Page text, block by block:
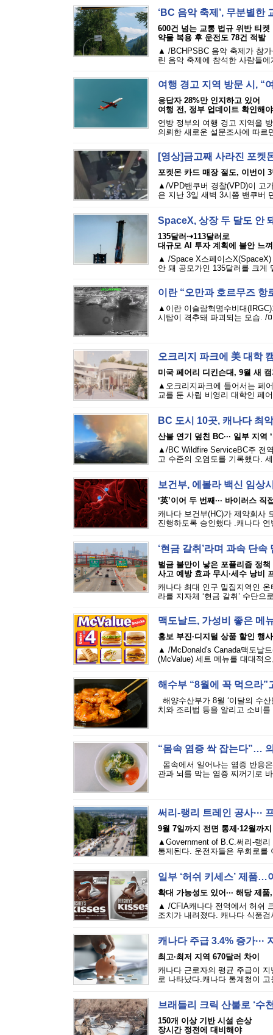
‘BC 음악 축제’, 무분별
600건 넘는 교통 법규 위반 티켓
약물 복용 후 운전도 78건 적발
▲ /BCHPSBC 음악 축제가 참
린 음악 축제에 참석한 사람들
여행 경고 지역 방문 시, “
응답자 28%만 인지하고 있어
여행 전, 정부 업데이트 확인해야
연방 정부의 여행 경고 지역을
의뢰한 새로운 설문조사에 따르
[영상]금고째 사라진 포켓
포켓몬 카드 매장 절도, 이번이
▲/VPD밴쿠버 경찰(VPD)이 고
은 지난 3일 새벽 3시쯤 밴쿠버
SpaceX, 상장 두 달도 안
135달러⇢113달러로
대규모 AI 투자 계획에 불안 느껴
▲ /Space X스페이스
안 돼 공모가인 135달러를 크게
이란 “오만과 호르무즈 항
▲이란 이슬람혁명수비대
시탑이 격추돼 파괴되는 모습. /
오크리지 파크에 美 대학
미국 페어리 디킨슨대, 9월 새
▲오크리지파크에 들어서는 페
교를 둔 사립 비영리 대학인 페
BC 도시 10곳, 캐나다 최
산불 연기 덮친 BC··· 일부 지역
▲/BC Wildfire ServiceBC주 전
고 수준의 오염도를 기록했다.
보건부, 에볼라 백신 임상
‘英’이어 두 번째··· 바이러스
캐나다 보건부(HC)가 제약회사
진행하도록 승인했다 .캐나다
‘현금 갈취’라며 과속 단
벌금 불만이 낳은 포퓰리즘 정책
사고 예방 효과 무시·세수 낭비
캐나다 최대 인구 밀집지역인
라를 지자체 ‘현금 갈취’ 수단
맥도날드, 가성비 좋은 메
홍보 부진·디지털 상품 할인 행
▲ /McDonald's Canada맥도날
(McValue) 세트 메뉴를 대대적
해수부 “8월에 꼭 먹으라”
해양수산부가 8월 ‘이달의 수
치와 조리법 등을 알리고 소비
“몸속 염증 싹 잡는다”…
몸속에서 일어나는 염증 반응
관과 뇌를 막는 염증 찌꺼기로
써리-랭리 트레인 공사···
9월 7일까지 전면 통제·12월까
▲Government of B.C.써리-랭
통제된다. 운전자들은 우회로
일부 ‘허쉬 키세스’ 제품
확대 가능성도 있어··· 해당 제
▲ /CFIA캐나다 전역에서 허쉬
조치가 내려졌다. 캐나다 식품
캐나다 주급 3.4% 증가···
최고·최저 지역 670달러 차이
캐나다 근로자의 평균 주급이
로 나타났다.캐나다 통계청이
브래들리 크릭 산불로 ‘수
150개 이상 기반 시설 손상
장시간 정전에 대비해야